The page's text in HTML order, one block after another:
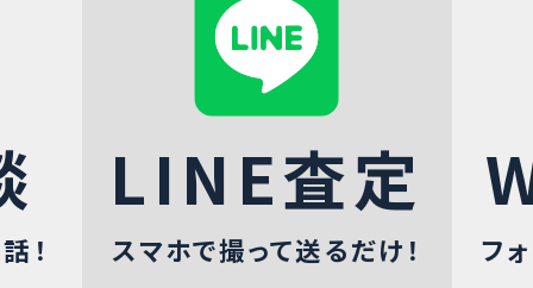
！
LINE査定
スマホで撮って送るだけ！ フ